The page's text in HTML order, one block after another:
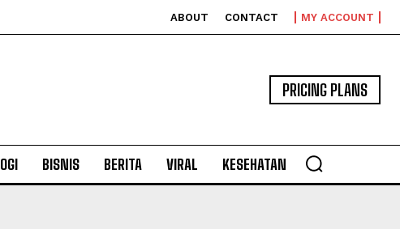
ABOUT CONTACT MY ACCOUNT
PRICING PLANS
BISNIS BERITA VIRAL KESEHATAN